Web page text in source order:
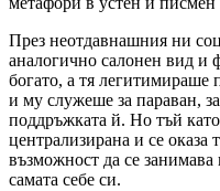
През неотдавнашния ни
аналогично салонен вид
богато, а тя легитимираше
и му служеше за параван,
поддръжката й. Но тъй
централизирана и се оказа
възможност да се
самата себе си.